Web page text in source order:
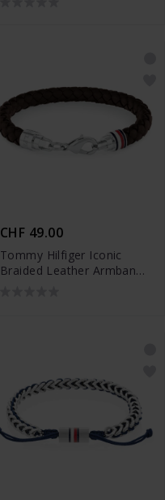
CHF 49.00
Tommy Hilfiger Iconic
Braided Leather Armband